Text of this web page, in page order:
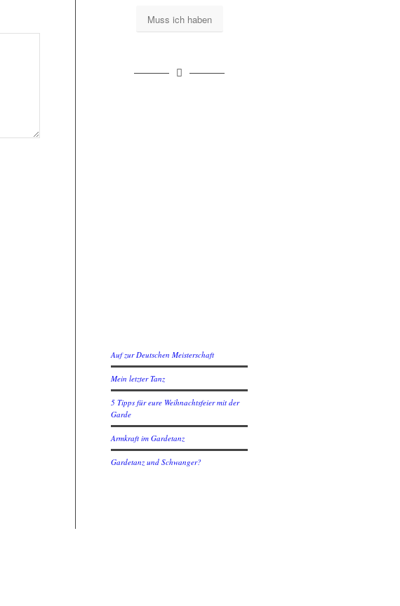
Muss ich haben
Auf zur Deutschen Meisterschaft
Mein letzter Tanz
5 Tipps für eure Weihnachtsfeier mit der
Garde
Armkraft im Gardetanz
Gardetanz und Schwanger?